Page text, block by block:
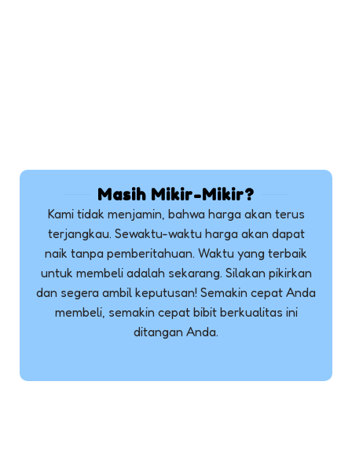
Masih Mikir-Mikir?
Kami tidak menjamin, bahwa harga akan terus
terjangkau. Sewaktu-waktu harga akan dapat
naik tanpa pemberitahuan. Waktu yang terbaik
untuk membeli adalah sekarang. Silakan pikirkan
dan segera ambil keputusan! Semakin cepat Anda
membeli, semakin cepat bibit berkualitas ini
ditangan Anda.